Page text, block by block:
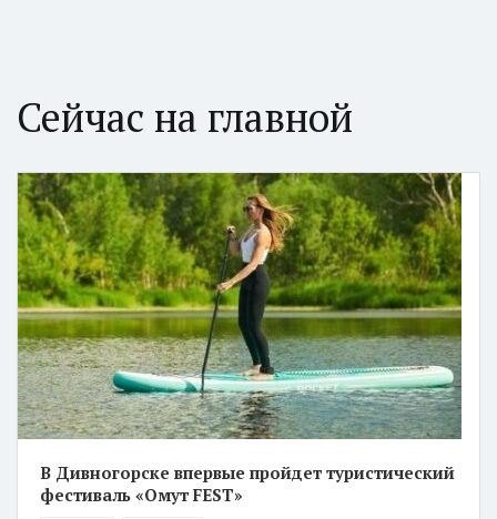
Сейчас на главной
В Дивногорске впервые пройдет туристический
фестиваль «Омут FEST»